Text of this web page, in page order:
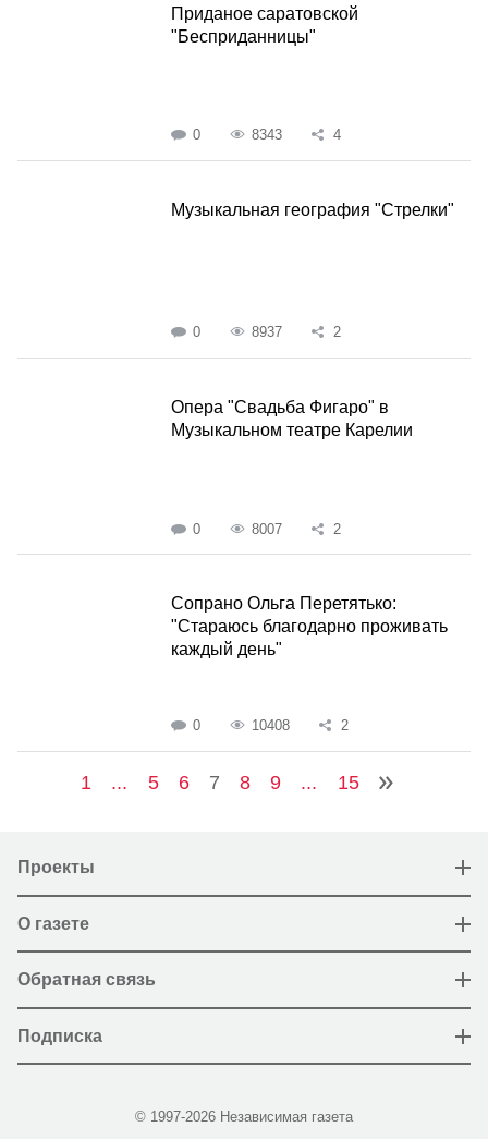
Приданое саратовской
"Бесприданницы"
0 8343 4
Музыкальная география "Стрелки"
0 8937 2
Опера "Свадьба Фигаро" в
Музыкальном театре Карелии
0 8007 2
Сопрано Ольга Перетятько:
"Стараюсь благодарно проживать
каждый день"
0 10408 2
1 ... 5 6 7 8 9 ... 15
Проекты
О газете
Обратная связь
Подписка
© 1997-2026 Независимая газета